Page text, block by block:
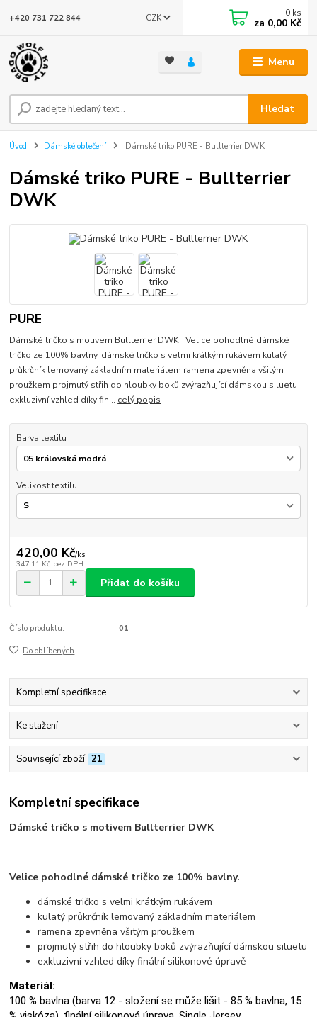
Menu
CZK
Hledat
+420 731 722 844 0 ks
za 0,00 Kč
Úvod Dámské oblečení Dámské triko PURE - Bullterrier DWK
Dámské triko PURE - Bullterrier
DWK
PURE
Dámské tričko s motivem Bullterrier DWK Velice pohodlné dámské
tričko ze 100% bavlny. dámské tričko s velmi krátkým rukávem kulatý
průkrčník lemovaný základním materiálem ramena zpevněna všitým
proužkem projmutý střih do hloubky boků zvýrazňující dámskou siluetu
exkluzivní vzhled díky fin... celý popis
Barva textilu
Velikost textilu
420,00 Kč/ks
347,11 Kč bez DPH
Přidat do košíku
Číslo produktu: 01
Do oblíbených
Kompletní specifikace
Ke stažení
Související zboží 21
Kompletní specifikace
Dámské tričko s motivem Bullterrier DWK
Velice pohodlné dámské tričko ze 100% bavlny.
dámské tričko s velmi krátkým rukávem
kulatý průkrčník lemovaný základním materiálem
ramena zpevněna všitým proužkem
projmutý střih do hloubky boků zvýrazňující dámskou siluetu
exkluzivní vzhled díky finální silikonové úpravě
Materiál:
100 % bavlna (barva 12 - složení se může lišit - 85 % bavlna, 15